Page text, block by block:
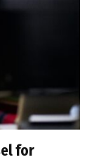
for